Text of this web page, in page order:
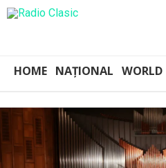
HOME NAȚIONAL WORLD